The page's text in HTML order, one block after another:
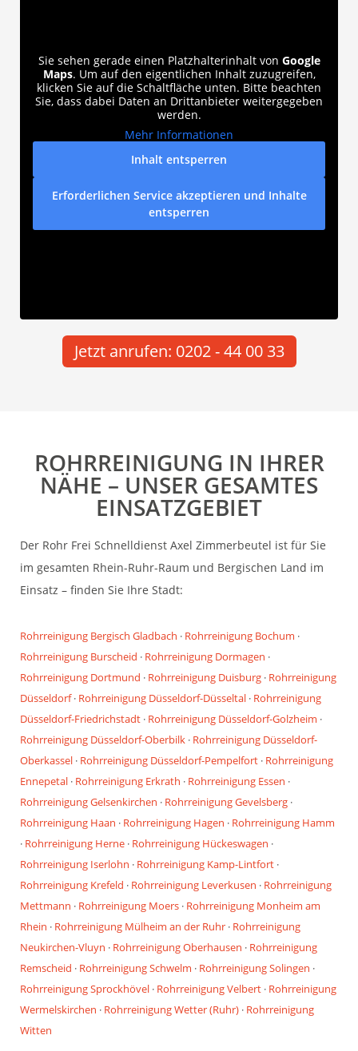
Sie sehen gerade einen Platzhalterinhalt von Google
Maps. Um auf den eigentlichen Inhalt zuzugreifen,
klicken Sie auf die Schaltfläche unten. Bitte beachten
Sie, dass dabei Daten an Drittanbieter weitergegeben
werden.
Mehr Informationen
Inhalt entsperren
Erforderlichen Service akzeptieren und Inhalte
entsperren
Jetzt anrufen: 0202 - 44 00 33
ROHRREINIGUNG IN IHRER
NÄHE – UNSER GESAMTES
EINSATZGEBIET
Der Rohr Frei Schnelldienst Axel Zimmerbeutel ist für Sie
im gesamten Rhein-Ruhr-Raum und Bergischen Land im
Einsatz – finden Sie Ihre Stadt:
Rohrreinigung Bergisch Gladbach · Rohrreinigung Bochum ·
Rohrreinigung Burscheid · Rohrreinigung Dormagen ·
Rohrreinigung Dortmund · Rohrreinigung Duisburg · Rohrreinigung
Düsseldorf· Rohrreinigung Düsseldorf-Düsseltal · Rohrreinigung
Düsseldorf-Friedrichstadt · Rohrreinigung Düsseldorf-Golzheim ·
Rohrreinigung Düsseldorf-Oberbilk · Rohrreinigung Düsseldorf-
Oberkassel · Rohrreinigung Düsseldorf-Pempelfort · Rohrreinigung
Ennepetal · Rohrreinigung Erkrath · Rohrreinigung Essen ·
Rohrreinigung Gelsenkirchen · Rohrreinigung Gevelsberg ·
Rohrreinigung Haan · Rohrreinigung Hagen · Rohrreinigung Hamm
· Rohrreinigung Herne · Rohrreinigung Hückeswagen ·
Rohrreinigung Iserlohn · Rohrreinigung Kamp-Lintfort ·
Rohrreinigung Krefeld · Rohrreinigung Leverkusen · Rohrreinigung
Mettmann · Rohrreinigung Moers · Rohrreinigung Monheim am
Rhein · Rohrreinigung Mülheim an der Ruhr · Rohrreinigung
Neukirchen-Vluyn · Rohrreinigung Oberhausen · Rohrreinigung
Remscheid · Rohrreinigung Schwelm · Rohrreinigung Solingen ·
Rohrreinigung Sprockhövel · Rohrreinigung Velbert · Rohrreinigung
Wermelskirchen · Rohrreinigung Wetter (Ruhr) · Rohrreinigung
Witten